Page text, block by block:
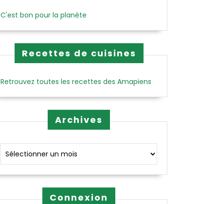
C'est bon pour la planète
Recettes de cuisines
Retrouvez toutes les recettes des Amapiens
Archives
Connexion